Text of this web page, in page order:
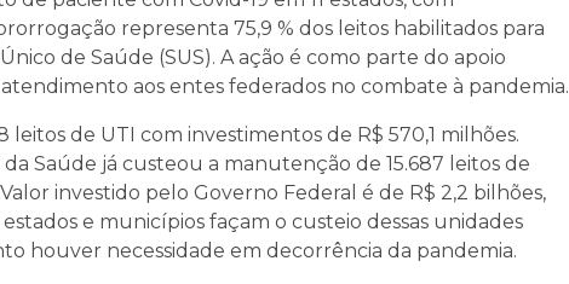
representa 75,9 % dos leitos habilitados para
de Saúde (SUS). A ação é como parte do apoio
aos entes federados no combate à pandemia.
leitos de UTI com investimentos de R$ 570,1 milhões.
Saúde já custeou a manutenção de 15.687 leitos de
investido pelo Governo Federal é de R$ 2,2 bilhões,
e municípios façam o custeio dessas unidades
houver necessidade em decorrência da pandemia.